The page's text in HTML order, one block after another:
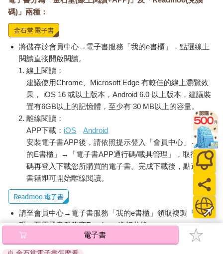
碼)」兩種：
將儲存於會員中心→電子書服務「我的e書櫃」，點選線上
閱讀直接開啟閱讀。
線上閱讀：
建議使用Chrome、Microsoft Edge 有較佳的線上瀏覽效
果， iOS 16 或以上版本，Android 6.0 以上版本，建議裝
置有6GB以上的記憶體，至少有 30 MB以上的容量。
離線閱讀：
APP下載： iOS
Android
安裝電子書APP後，請依照提示登入「會員中心」→「我
的E書櫃」→「電子書APP通行碼/載具管理」，取得通行
碼再登入下載您所購買的電子書。完成下載後，點選任一
書籍即可開始離線閱讀。
請至會員中心→電子書服務「我的e書櫃」領取複製『兌換
碼』至電子書服務商Readmoo進行兌換。
退換貨須知：